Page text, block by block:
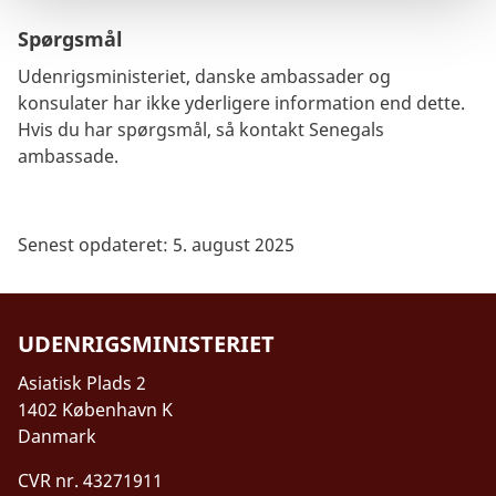
Spørgsmål
Udenrigsministeriet, danske ambassader og
konsulater har ikke yderligere information end dette.
Hvis du har spørgsmål, så kontakt Senegals
ambassade.
Senest opdateret: 5. august 2025
UDENRIGSMINISTERIET
Asiatisk Plads 2
1402 København K
Danmark
CVR nr. 43271911